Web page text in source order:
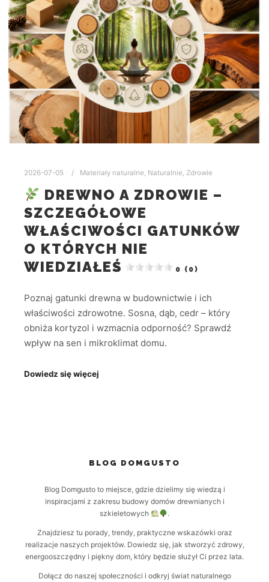
2026-07-05 Materiały naturalne, Naturalnie, Zdrowie
DREWNO A ZDROWIE –
SZCZEGÓŁOWE
WŁAŚCIWOŚCI GATUNKÓW
O KTÓRYCH NIE
WIEDZIAŁEŚ
0 (0)
Poznaj gatunki drewna w budownictwie i ich
właściwości zdrowotne. Sosna, dąb, cedr – który
obniża kortyzol i wzmacnia odporność? Sprawdź
wpływ na sen i mikroklimat domu.
Dowiedz się więcej
BLOG DOMGUSTO
Blog Domgusto to miejsce, gdzie dzielimy się wiedzą i
inspiracjami z zakresu budowy domów drewnianych i
szkieletowych
.
Znajdziesz tu porady, trendy, praktyczne wskazówki oraz
realizacje naszych projektów. Dowiedz się, jak stworzyć zdrowy,
energooszczędny i piękny dom, który będzie służył Ci przez lata.
Dołącz do naszej społeczności i odkryj świat naturalnego